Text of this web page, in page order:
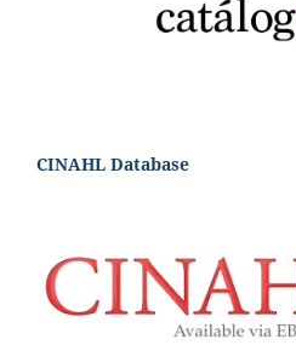
CINAHL Database